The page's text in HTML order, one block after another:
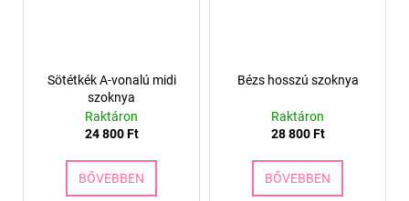
Sötétkék A-vonalú midi
szoknya
Raktáron
24 800 Ft
BŐVEBBEN
Bézs hosszú szoknya
Raktáron
28 800 Ft
BŐVEBBEN